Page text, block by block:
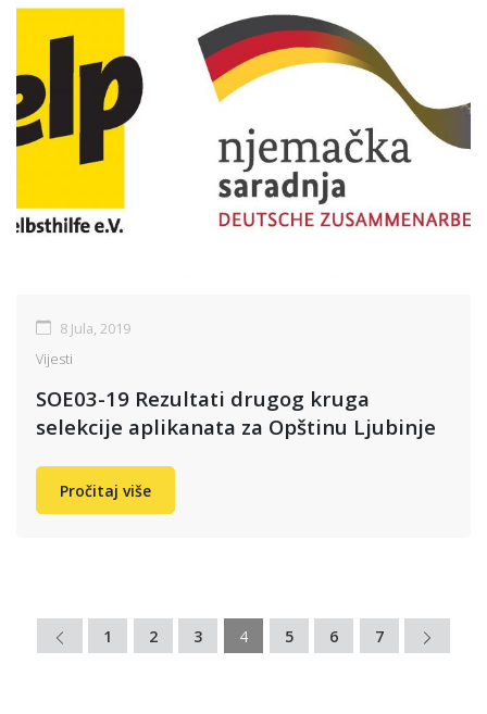
8 Jula, 2019
Vijesti
SOE03-19 Rezultati drugog kruga
selekcije aplikanata za Opštinu Ljubinje
Pročitaj više
1 2 3 4 5 6 7